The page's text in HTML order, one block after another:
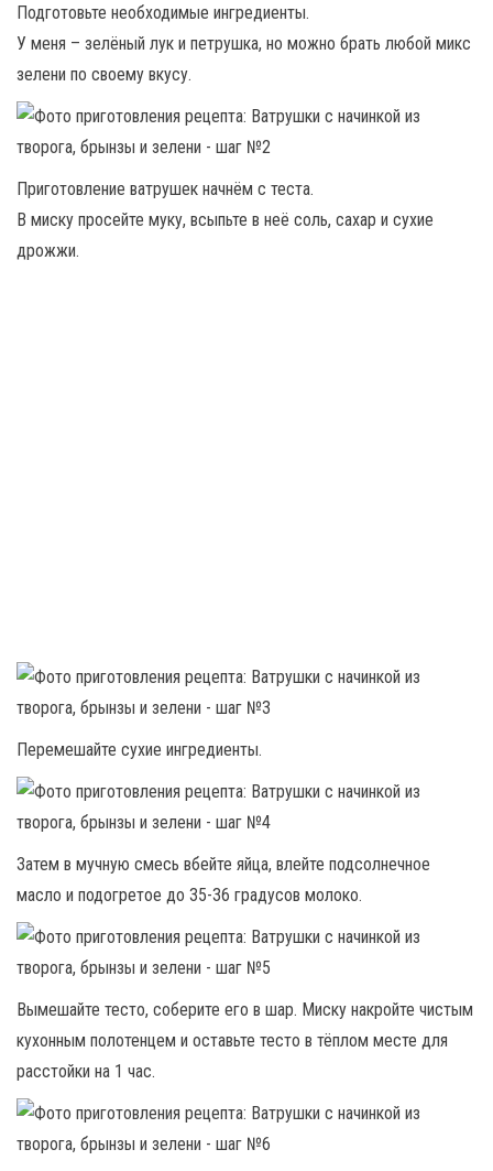
Подготовьте необходимые ингредиенты.
У меня – зелёный лук и петрушка, но можно брать любой микс
зелени по своему вкусу.
Приготовление ватрушек начнём с теста.
В миску просейте муку, всыпьте в неё соль, сахар и сухие
дрожжи.
Перемешайте сухие ингредиенты.
Затем в мучную смесь вбейте яйца, влейте подсолнечное
масло и подогретое до 35-36 градусов молоко.
Вымешайте тесто, соберите его в шар. Миску накройте чистым
кухонным полотенцем и оставьте тесто в тёплом месте для
расстойки на 1 час.